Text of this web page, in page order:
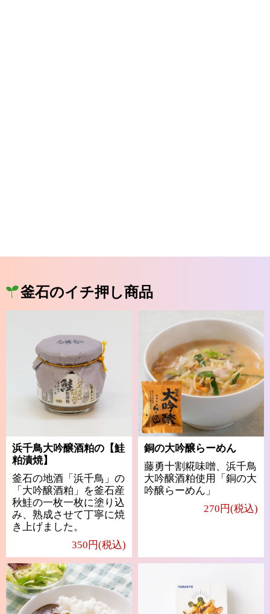
釜石のイチ押し商品
浜千鳥大吟醸酒粕の【鮭
粕漬焼】
釜石の地酒「浜千鳥」の
「大吟醸酒粕」を釜石産
秋鮭の一枚一枚に塗り込
み、熟成させて丁寧に焼
き上げました。
350円(税込)
銅の大吟醸らーめん
藤勇十割糀味噌、浜千鳥
大吟醸酒粕使用「銅の大
吟醸らーめん」
270円(税込)